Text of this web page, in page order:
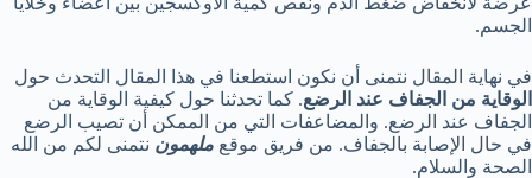
الجسم.
في نهاية المقال نتمنى أن نكون استطعنا في هذا المقال التحدث حول
الوقاية من الجفاف عند الرضع. كما تحدثنا حول كيفية الوقاية من
الجفاف عند الرضع. والمضاعفات التي من الممكن أن تصيب الرضع
في حال الإصابة بالجفاف. من فريق موقع ملهمون نتمنى لكم من الله
الصحة والسلام.